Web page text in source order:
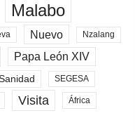
Malabo
Nuevo Nzalang
Papa León XIV
SEGESA
Visita África